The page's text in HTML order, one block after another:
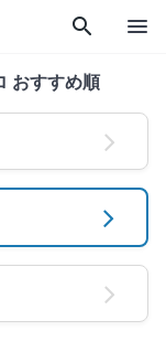
search menu
おすすめ順